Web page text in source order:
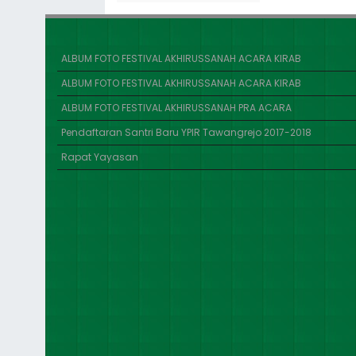
ALBUM FOTO FESTIVAL AKHIRUSSANAH ACARA KIRAB
ALBUM FOTO FESTIVAL AKHIRUSSANAH ACARA KIRAB
ALBUM FOTO FESTIVAL AKHIRUSSANAH PRA ACARA
Pendaftaran Santri Baru YPIR Tawangrejo 2017-2018
Rapat Yayasan